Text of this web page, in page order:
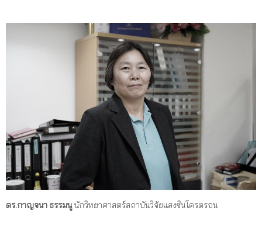
ดร.กาญจนา ธรรมนูนักวิทยาศาสตร์สถาบันวิจัยแสงซินโครตรอน